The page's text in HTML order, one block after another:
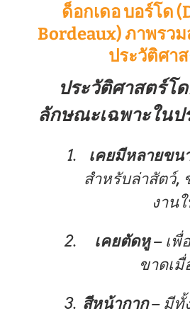
ด็อกเดอ บอร์โด
Bordeaux) ภาพรว
ประวัติศา
ประวัติศาสตร์โ
ลักษณะเฉพาะในป
เคยมีหลายขน
สำหรับล่าสัตว์,
งาน
เคยตัดหู– เพื่
ขาดเมื่
สีหน้ากาก– มีทั้